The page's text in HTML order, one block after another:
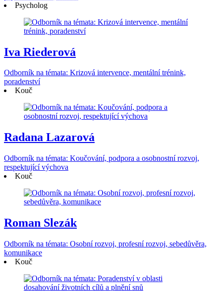
Psycholog
Iva Riederová
Odborník na témata: Krizová intervence, mentální trénink,
poradenství
Kouč
Radana Lazarová
Odborník na témata: Koučování, podpora a osobnostní rozvoj,
respektující výchova
Kouč
Roman Slezák
Odborník na témata: Osobní rozvoj, profesní rozvoj, sebedůvěra,
komunikace
Kouč